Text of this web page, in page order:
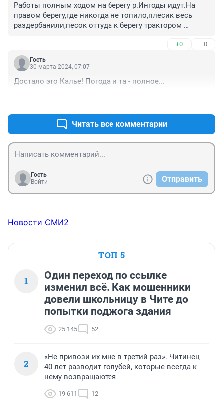
Работы полным ходом на берегу р.Ингоды идут.На
правом берегу,где никогда не топило,плесик весь
раздербанили,песок оттуда к берегу трактором
поедешь.У кого это такая идея пришла,ладно от
кустарника освободили,а зачем вот этот островок
+0 –0
Гость
30 марта 2024, 07:07
Достало это Калье! Погода и та - полное...
Читать все комментарии
Гость
Войти
Отправить
Новости СМИ2
ТОП 5
1
Один переход по ссылке
изменил всё. Как мошенники
довели школьницу в Чите до
попытки поджога здания
25 145 52
2
«Не привози их мне в третий раз». Читинец
40 лет разводит голубей, которые всегда к
нему возвращаются
19 611 12